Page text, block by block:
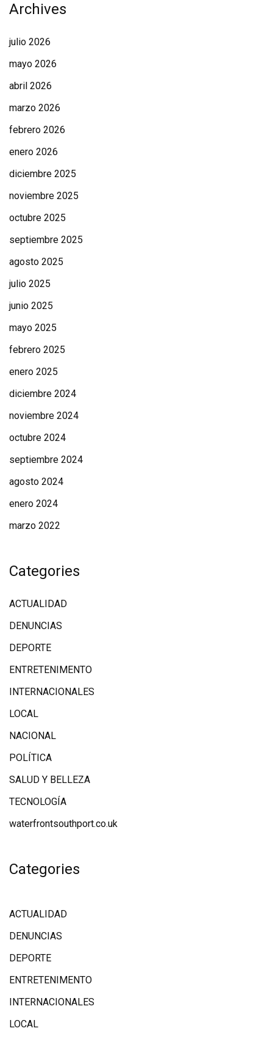
Archives
julio 2026
mayo 2026
abril 2026
marzo 2026
febrero 2026
enero 2026
diciembre 2025
noviembre 2025
octubre 2025
septiembre 2025
agosto 2025
julio 2025
junio 2025
mayo 2025
febrero 2025
enero 2025
diciembre 2024
noviembre 2024
octubre 2024
septiembre 2024
agosto 2024
enero 2024
marzo 2022
Categories
ACTUALIDAD
DENUNCIAS
DEPORTE
ENTRETENIMENTO
INTERNACIONALES
LOCAL
NACIONAL
POLÍTICA
SALUD Y BELLEZA
TECNOLOGÍA
waterfrontsouthport.co.uk
Categories
ACTUALIDAD
DENUNCIAS
DEPORTE
ENTRETENIMENTO
INTERNACIONALES
LOCAL